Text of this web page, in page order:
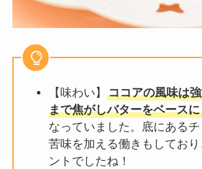
【味わい】
ココアの風味は
まで焦がしバターをベース
なっていました。底にある
苦味を加える働きもしてお
ントでしたね！